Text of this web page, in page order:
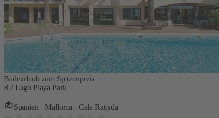
Badeurlaub zum Spitzenpreis
R2 Lago Playa Park
Spanien - Mallorca - Cala Ratjada